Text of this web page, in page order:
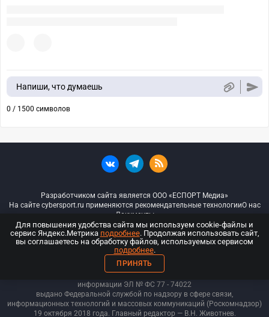
Напиши, что думаешь
0 / 1500 символов
Разработчиком сайта является ООО «ЕСПОРТ Медиа»
На сайте cybersport.ru применяются рекомендательные технологииО нас
Документы
© ООО «Киберспорт.ру» — Все права защищены
18+
ООО «Киберспорт.ру». Свидетельство о регистрации средств массовой
информации ЭЛ № ФС 77 - 74022
выдано Федеральной службой по надзору в сфере связи,
информационных технологий и массовых коммуникаций (Роскомнадзор)
19 октября 2018 года. Главный редактор — В.Н. Животнев.
Для повышения удобства сайта мы используем cookie-файлы и
сервис Яндекс.Метрика подробнее. Продолжая использовать сайт,
вы соглашаетесь на обработку файлов, используемых сервисом
подробнее.
ПРИНЯТЬ